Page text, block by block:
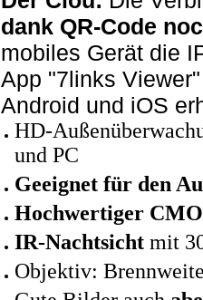
dank QR-Code
mobiles Gerät die
App "7links
Android und iOS
HD-
und PC
Geeignet für den
Hochwertiger
IR-Nachtsicht mit
Objektiv: